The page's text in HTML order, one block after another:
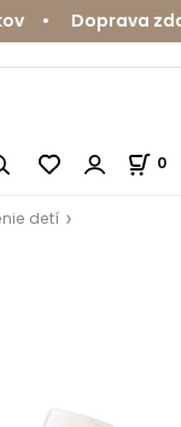
Doprava
0
detí